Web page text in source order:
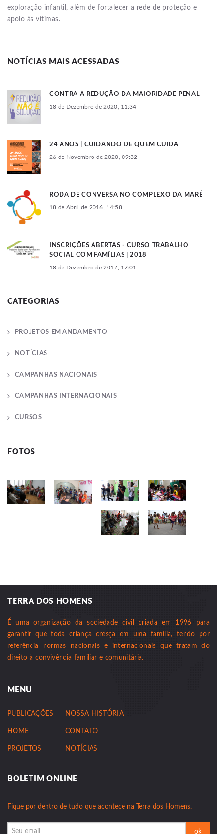
exploração infantil, além de fortalecer a rede de proteção e
apoio às vítimas.
NOTÍCIAS MAIS ACESSADAS
CONTRA A REDUÇÃO DA MAIORIDADE PENAL
18 de Dezembro de 2020, 11:34
24 ANOS | CUIDANDO DE QUEM CUIDA
26 de Novembro de 2020, 09:32
RODA DE CONVERSA NO COMPLEXO DA MARÉ
18 de Abril de 2016, 14:58
INSCRIÇÕES ABERTAS - CURSO TRABALHO
SOCIAL COM FAMÍLIAS | 2018
18 de Dezembro de 2017, 17:01
CATEGORIAS
PROJETOS EM ANDAMENTO
NOTÍCIAS
CAMPANHAS NACIONAIS
CAMPANHAS INTERNACIONAIS
CURSOS
FOTOS
TERRA DOS HOMENS
É uma organização da sociedade civil criada em 1996 para
garantir que toda criança cresça em uma família, tendo por
referência normas nacionais e internacionais que tratam do
direito à convivência familiar e comunitária.
MENU
PUBLICAÇÕES
HOME
PROJETOS
NOSSA HISTÓRIA
CONTATO
NOTÍCIAS
BOLETIM ONLINE
Fique por dentro de tudo que acontece na Terra dos Homens.